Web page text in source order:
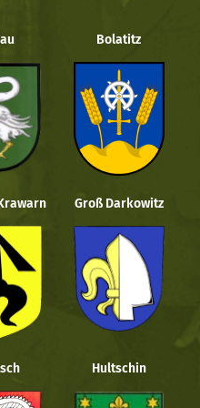
Bolatitz
Groß Darkowitz
Hultschin